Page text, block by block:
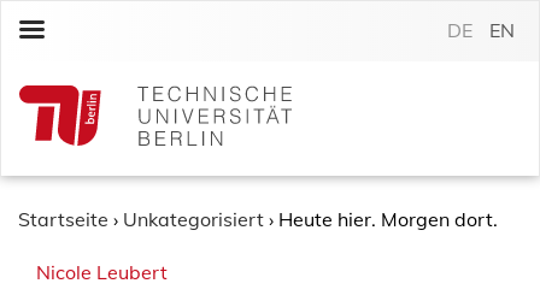
c
DE EN
Startseite › Unkategorisiert › Heute hier. Morgen dort.
Nicole Leubert